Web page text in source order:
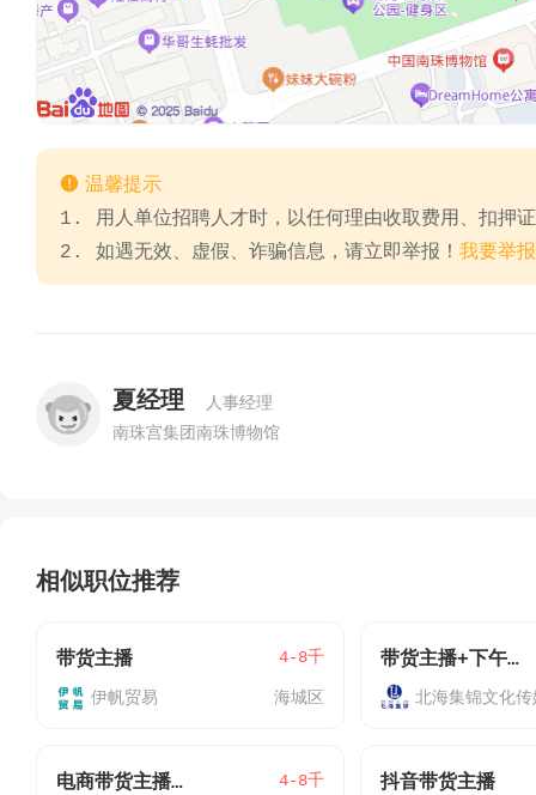
 温馨提示
1. 用人单位招聘人才时，以任何理由收取费用、扣押
2. 如遇无效、虚假、诈骗信息，请立即举报！ 我要举报
夏经理
人事经理
南珠宫集团南珠博物馆
相似职位推荐
带货主播 4-8千
伊帆贸易 海城区
带货主播+下午茶+全勤奖+带薪超长年假
北海集锦文化传
电商带货主播（石康工厂） 4-8千 抖音带货主播